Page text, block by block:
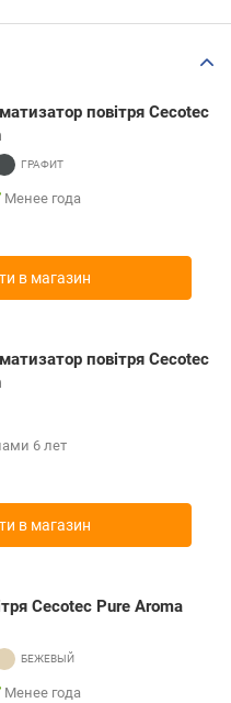
повітря Cecotec
Менее года
в магазин
повітря Cecotec
6 лет
в магазин
Cecotec Pure Aroma
Менее года